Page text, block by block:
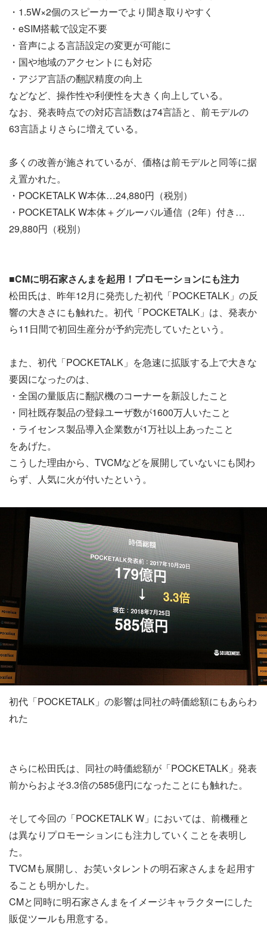
・1.5W×2個のスピーカーでより聞き取りやすく
・eSIM搭載で設定不要
・音声による言語設定の変更が可能に
・国や地域のアクセントにも対応
・アジア言語の翻訳精度の向上
などなど、操作性や利便性を大きく向上している。
なお、発表時点での対応言語数は74言語と、前モデルの
63言語よりさらに増えている。
多くの改善が施されているが、価格は前モデルと同等に据
え置かれた。
・POCKETALK W本体…24,880円（税別）
・POCKETALK W本体＋グルーバル通信（2年）付き…
29,880円（税別）
■CMに明石家さんまを起用！プロモーションにも注力
松田氏は、昨年12月に発売した初代「POCKETALK」の反
響の大きさにも触れた。初代「POCKETALK」は、発表か
ら11日間で初回生産分が予約完売していたという。
また、初代「POCKETALK」を急速に拡販する上で大きな
要因になったのは、
・全国の量販店に翻訳機のコーナーを新設したこと
・同社既存製品の登録ユーザ数が1600万人いたこと
・ライセンス製品導入企業数が1万社以上あったこと
をあげた。
こうした理由から、TVCMなどを展開していないにも関わ
らず、人気に火が付いたという。
初代「POCKETALK」の影響は同社の時価総額にもあらわ
れた
さらに松田氏は、同社の時価総額が「POCKETALK」発表
前からおよそ3.3倍の585億円になったことにも触れた。
そして今回の「POCKETALK W」においては、前機種と
は異なりプロモーションにも注力していくことを表明し
た。
TVCMも展開し、お笑いタレントの明石家さんまを起用す
ることも明かした。
CMと同時に明石家さんまをイメージキャラクターにした
販促ツールも用意する。